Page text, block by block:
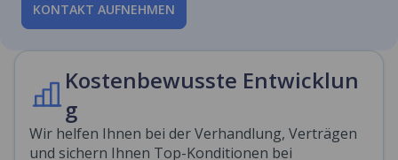
KONTAKT AUFNEHMEN
Kostenbewusste Entwicklun
g
Wir helfen Ihnen bei der Verhandlung, Verträgen
und sichern Ihnen Top-Konditionen bei